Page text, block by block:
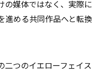
の媒体ではなく、実際に
進める共同作品へと転換
二つのイエローフェイス